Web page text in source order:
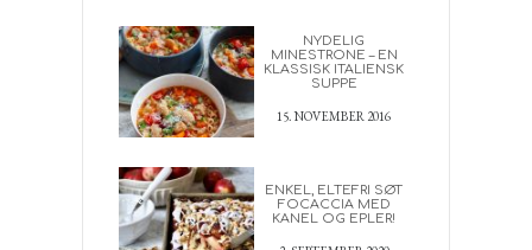
NYDELIG
MINESTRONE – EN
KLASSISK ITALIENSK
SUPPE
15. NOVEMBER 2016
ENKEL, ELTEFRI SØT
FOCACCIA MED
KANEL OG EPLER!